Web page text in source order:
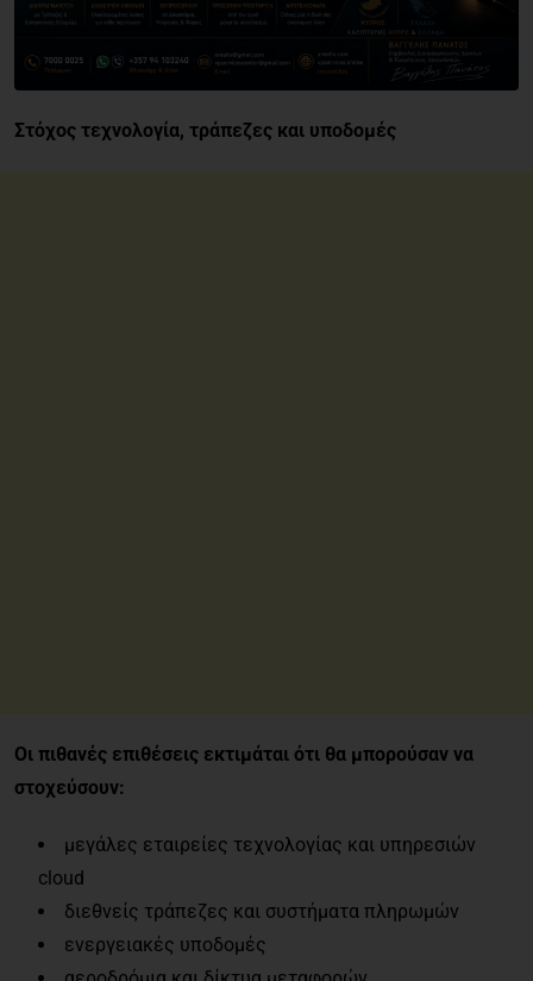
Στόχος τεχνολογία, τράπεζες και υποδομές
Οι πιθανές επιθέσεις εκτιμάται ότι θα μπορούσαν να
στοχεύσουν:
μεγάλες εταιρείες τεχνολογίας και υπηρεσιών
cloud
διεθνείς τράπεζες και συστήματα πληρωμών
ενεργειακές υποδομές